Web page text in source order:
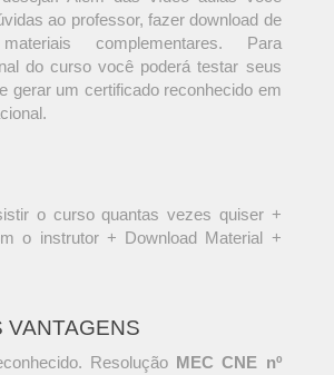
ao professor, fazer download de
complementares. Para
do curso você poderá testar seus
gerar um certificado reconhecido em
o curso quantas vezes quiser +
o instrutor + Download Material +
VANTAGENS
Resolução MEC CNE nº